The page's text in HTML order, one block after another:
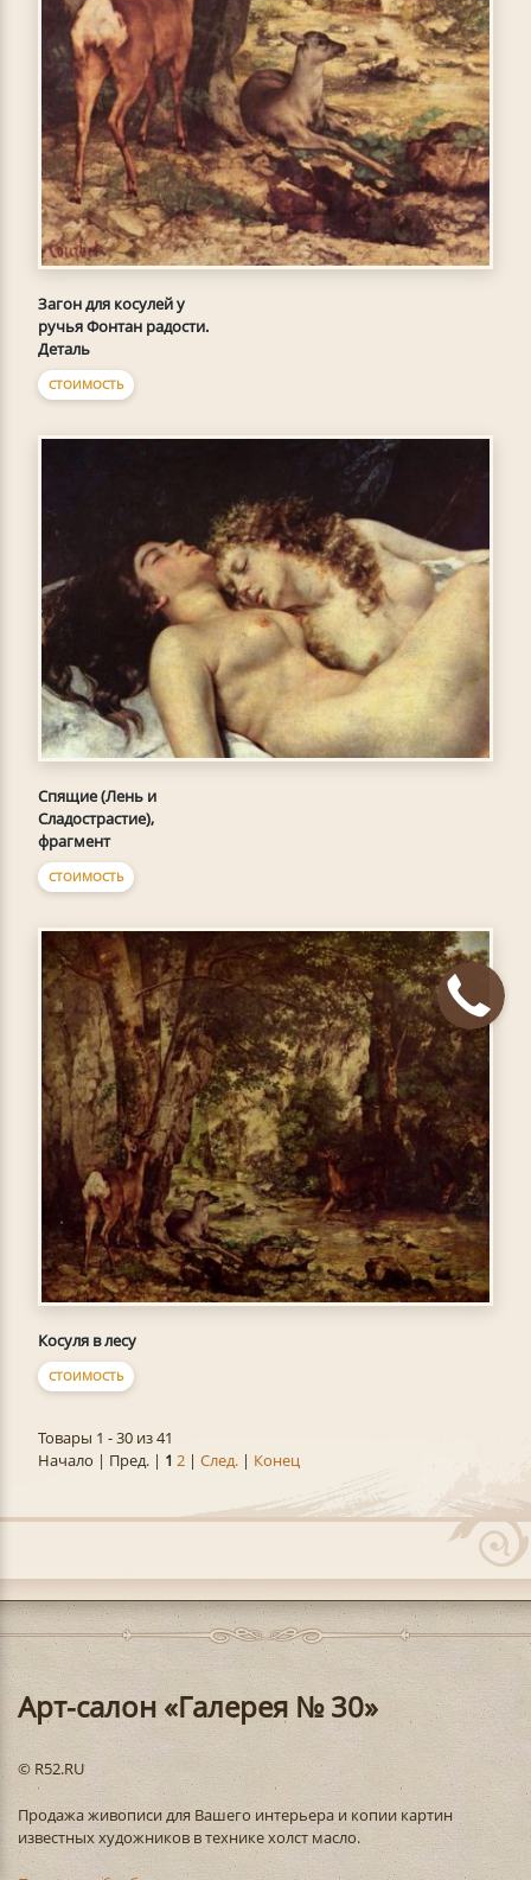
Загон для косулей у
ручья Фонтан радости.
Деталь
СТОИМОСТЬ
Спящие (Лень и
Сладострастие),
фрагмент
СТОИМОСТЬ
Косуля в лесу
СТОИМОСТЬ
Товары 1 - 30 из 41
Начало | Пред. | 1 2 | След. | Конец
Арт-салон «Галерея № 30»
© R52.RU
Продажа живописи для Вашего интерьера и копии картин
известных художников в технике холст масло.